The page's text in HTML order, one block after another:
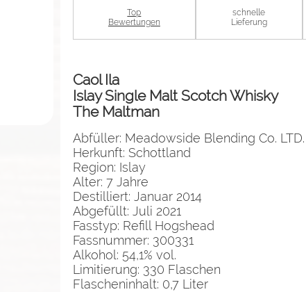
Top
Bewertungen
schnelle
Lieferung
Caol Ila
Islay Single Malt Scotch Whisky
The Maltman
Abfüller: Meadowside Blending Co.
Herkunft: Schottland
Region: Islay
Alter: 7 Jahre
Destilliert: Januar 2014
Abgefüllt: Juli 2021
Fasstyp: Refill Hogshead
Fassnummer: 300331
Alkohol: 54,1% vol.
Limitierung: 330 Flaschen
Flascheninhalt: 0,7 Liter